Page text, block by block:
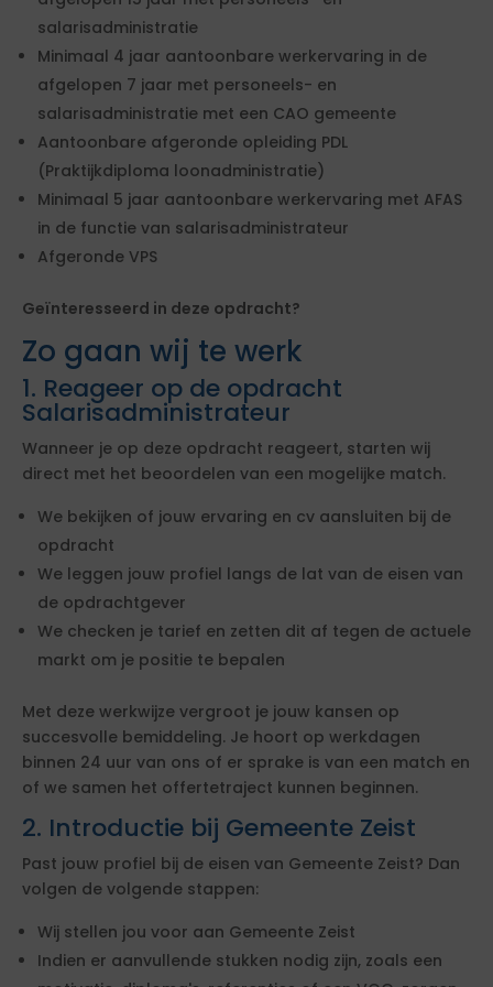
salarisadministratie
Minimaal 4 jaar aantoonbare werkervaring in de
afgelopen 7 jaar met personeels- en
salarisadministratie met een CAO gemeente
Aantoonbare afgeronde opleiding PDL
(Praktijkdiploma loonadministratie)
Minimaal 5 jaar aantoonbare werkervaring met AFAS
in de functie van salarisadministrateur
Afgeronde VPS
Geïnteresseerd in deze opdracht?
Zo gaan wij te werk
1. Reageer op de opdracht
Salarisadministrateur
Wanneer je op deze opdracht reageert, starten wij
direct met het beoordelen van een mogelijke match.
We bekijken of jouw ervaring en cv aansluiten bij de
opdracht
We leggen jouw profiel langs de lat van de eisen van
de opdrachtgever
We checken je tarief en zetten dit af tegen de actuele
markt om je positie te bepalen
Met deze werkwijze vergroot je jouw kansen op
succesvolle bemiddeling. Je hoort op werkdagen
binnen 24 uur van ons of er sprake is van een match en
of we samen het offertetraject kunnen beginnen.
2. Introductie bij Gemeente Zeist
Past jouw profiel bij de eisen van Gemeente Zeist? Dan
volgen de volgende stappen:
Wij stellen jou voor aan Gemeente Zeist
Indien er aanvullende stukken nodig zijn, zoals een